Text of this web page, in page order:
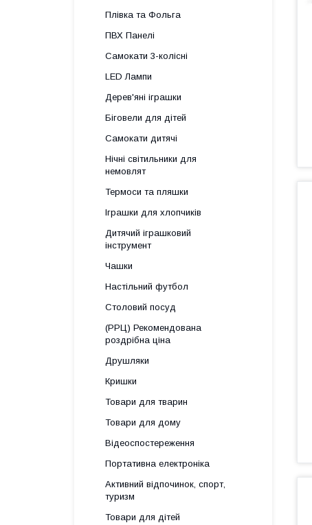
Плівка та Фольга
ПВХ Панелі
Самокати 3-колісні
LED Лампи
Дерев'яні іграшки
Біговели для дітей
Самокати дитячі
Нічні світильники для
немовлят
Термоси та пляшки
Іграшки для хлопчиків
Дитячий іграшковий
інструмент
Чашки
Настільний футбол
Столовий посуд
(РРЦ) Рекомендована
роздрібна ціна
Друшляки
Кришки
Товари для тварин
Товари для дому
Відеоспостереження
Портативна електроніка
Активний відпочинок, спорт,
туризм
Товари для дітей